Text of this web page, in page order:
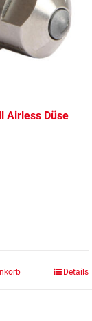
Airless Düse
Details